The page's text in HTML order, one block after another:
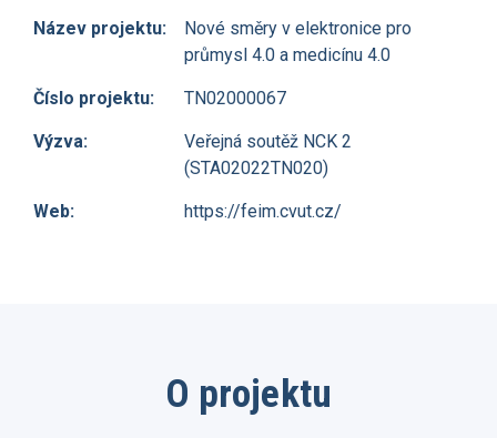
Název projektu:
Nové směry v elektronice pro
průmysl 4.0 a medicínu 4.0
Číslo projektu: TN02000067
Výzva:
Veřejná soutěž NCK 2
(STA02022TN020)
Web: https://feim.cvut.cz/
O projektu